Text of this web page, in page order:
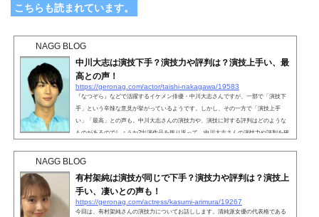
こちらも読まれています。
NAGG BLOG
中川大志は演技下手？演技力や評判は？演技上手い、最
高との声！
https://geronag.com/actor/taishi-nakagawa/19583
『なつぞら』などで活躍するイケメン俳優・中川大志さんですが、一部で「演技下
手」という辛辣な意見が挙がっているようです。しかし、その一方で「演技上手
い」「最高」との声も。中川大志さんの演技力や、演技に対する評判はどのような
ものがあるのでしょうか?出演作品を振り返って、中川大志さんの演技力や評判を確
て名高い中川大志さんですが、演技に対して「演技下手」と否定的な意見を述べる
NAGG BLOG
有村架純は演技が同じで下手？演技力や評判は？演技上
手い、凄いとの声も！
https://geronag.com/actress/kasumi-arimura/19267
今回は、有村架純さんの演技力についてお話しします。清純派女優の代表格である